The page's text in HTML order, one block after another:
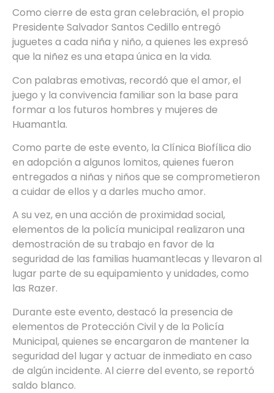
Como cierre de esta gran celebración, el propio
Presidente Salvador Santos Cedillo entregó
juguetes a cada niña y niño, a quienes les expresó
que la niñez es una etapa única en la vida.
Con palabras emotivas, recordó que el amor, el
juego y la convivencia familiar son la base para
formar a los futuros hombres y mujeres de
Huamantla.
Como parte de este evento, la Clínica Biofílica dio
en adopción a algunos lomitos, quienes fueron
entregados a niñas y niños que se comprometieron
a cuidar de ellos y a darles mucho amor.
A su vez, en una acción de proximidad social,
elementos de la policía municipal realizaron una
demostración de su trabajo en favor de la
seguridad de las familias huamantlecas y llevaron al
lugar parte de su equipamiento y unidades, como
las Razer.
Durante este evento, destacó la presencia de
elementos de Protección Civil y de la Policía
Municipal, quienes se encargaron de mantener la
seguridad del lugar y actuar de inmediato en caso
de algún incidente. Al cierre del evento, se reportó
saldo blanco.